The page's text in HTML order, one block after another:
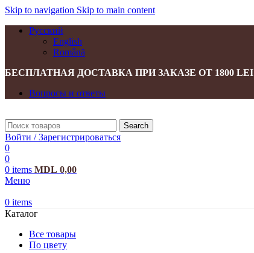
Skip to navigation Skip to main content
Русский
English
Română
БЕСПЛАТНАЯ ДОСТАВКА ПРИ ЗАКАЗЕ ОТ 1800 LEI
Вопросы и ответы
Search
Войти / Зарегистрироваться
0
0
0 items MDL 0,00
Меню
0 items
Каталог
Все товары
По цвету